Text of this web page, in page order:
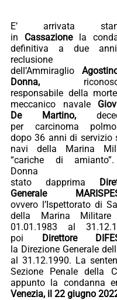
E’ arrivata
in Cassazionela
definitiva a due
reclusione
dell’Ammiraglio
Donna,
responsabile della
meccanico navale
De Martino,
per carcinoma
dopo 36 anni di servizio
navi della Marina
“cariche di
Donna
stato dapprima
Generale
ovvero l’Ispettorato di
della Marina
01.01.1983 al
poi Direttore
la Direzione Generale
al 31.12.1990. La
Sezione Penale della
appunto la condanna
Venezia, il 22 giugno